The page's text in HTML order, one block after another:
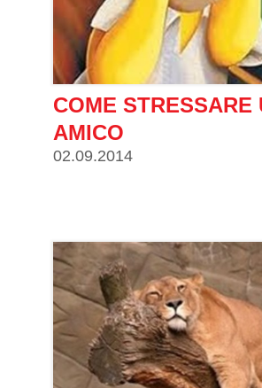
COME STRESSARE
AMICO
02.09.2014